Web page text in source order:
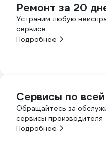
Ремонт за 20
Устраним любую
сервисе
Подробнее
Сервисы по
Обращайтесь за
сервисы производителя
Подробнее